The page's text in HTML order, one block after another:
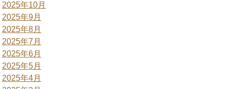
2025年10月
2025年9月
2025年8月
2025年7月
2025年6月
2025年5月
2025年4月